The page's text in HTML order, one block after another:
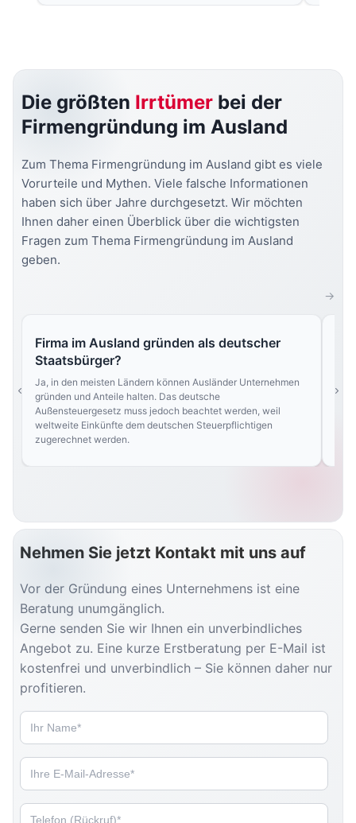
Die größten Irrtümer bei der
Firmengründung im Ausland
Zum Thema Firmengründung im Ausland gibt es viele
Vorurteile und Mythen. Viele falsche Informationen
haben sich über Jahre durchgesetzt. Wir möchten
Ihnen daher einen Überblick über die wichtigsten
Fragen zum Thema Firmengründung im Ausland
geben.
Firma im Ausland gründen als deutscher
Staatsbürger?
Ja, in den meisten Ländern können Ausländer Unternehmen
gründen und Anteile halten. Das deutsche
Außensteuergesetz muss jedoch beachtet werden, weil
weltweite Einkünfte dem deutschen Steuerpflichtigen
zugerechnet werden.
und
Nehmen Sie jetzt Kontakt mit uns auf
Vor der Gründung eines Unternehmens ist eine
Beratung unumgänglich.
Gerne senden Sie wir Ihnen ein unverbindliches
Angebot zu. Eine kurze Erstberatung per E-Mail ist
kostenfrei und unverbindlich – Sie können daher nur
profitieren.